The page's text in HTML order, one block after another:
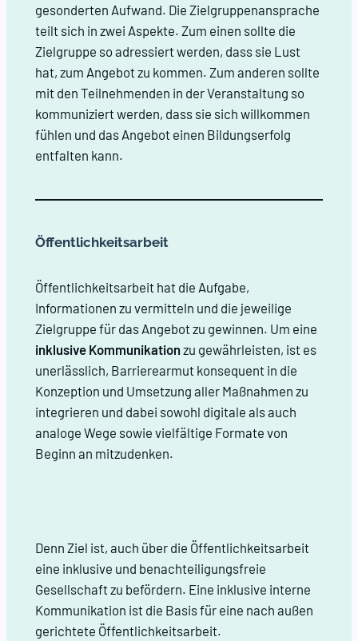
gesonderten Aufwand. Die Zielgruppenansprache
teilt sich in zwei Aspekte. Zum einen sollte die
Zielgruppe so adressiert werden, dass sie Lust
hat, zum Angebot zu kommen. Zum anderen sollte
mit den Teilnehmenden in der Veranstaltung so
kommuniziert werden, dass sie sich willkommen
fühlen und das Angebot einen Bildungserfolg
entfalten kann.
Öffentlichkeitsarbeit
Öffentlichkeitsarbeit hat die Aufgabe,
Informationen zu vermitteln und die jeweilige
Zielgruppe für das Angebot zu gewinnen. Um eine
inklusive Kommunikationzu gewährleisten, ist es
unerlässlich, Barrierearmut konsequent in die
Konzeption und Umsetzung aller Maßnahmen zu
integrieren und dabei sowohl digitale als auch
analoge Wege sowie vielfältige Formate von
Beginn an mitzudenken.
Denn Ziel ist, auch über die Öffentlichkeitsarbeit
eine inklusive und benachteiligungsfreie
Gesellschaft zu befördern. Eine inklusive interne
Kommunikation ist die Basis für eine nach außen
gerichtete Öffentlichkeitsarbeit.